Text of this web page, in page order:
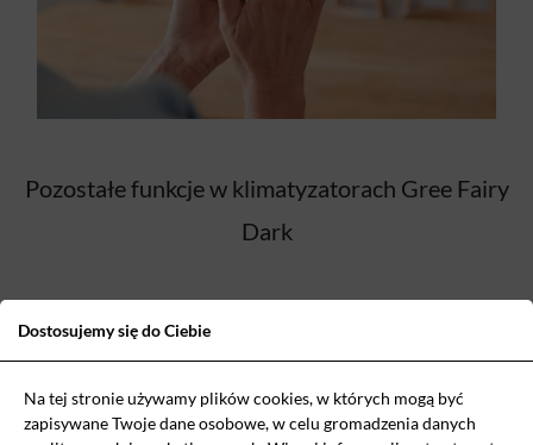
Pozostałe funkcje w klimatyzatorach Gree Fairy
Dark
Regulator czasowy dobowy
Opcja ustawienia czasu
automatycznego włączenia i
wyłączenia urządzenia w ciągu doby.
Dostosujemy się do Ciebie
Na tej stronie używamy plików cookies, w których mogą być
zapisywane Twoje dane osobowe, w celu gromadzenia danych